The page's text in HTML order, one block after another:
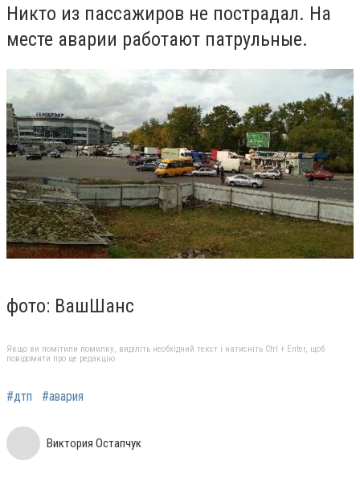
Никто из пассажиров не пострадал. На
месте аварии работают патрульные.
фото: ВашШанс
Якщо ви помітили помилку, виділіть необхідний текст і натисніть Ctrl + Enter, щоб
повідомити про це редакцію
#дтп #авария
Виктория Остапчук